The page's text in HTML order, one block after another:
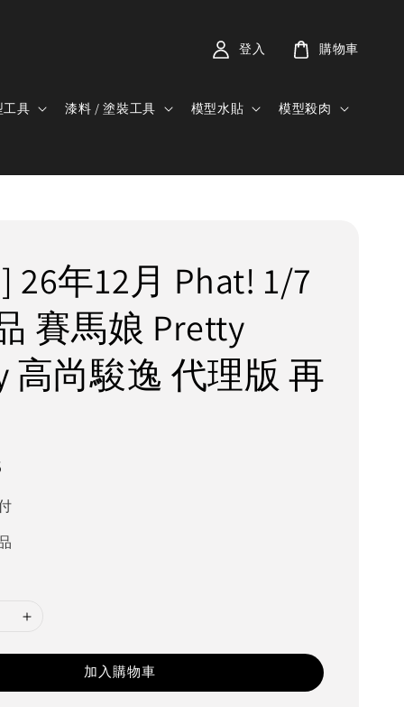
工具 漆料 / 塗裝工具 模型水貼 模型殺肉
登入 購物車
26年12月 Phat! 1/7
賽馬娘 Pretty
高尚駿逸 代理版 再
加入購物車